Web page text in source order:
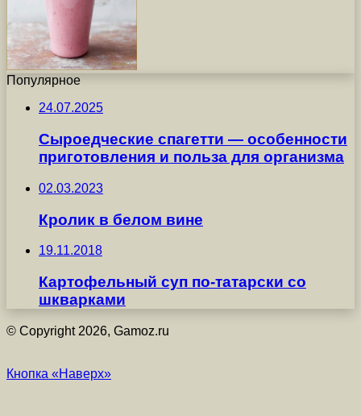
Популярное
24.07.2025
Сыроедческие спагетти — особенности
приготовления и польза для организма
02.03.2023
Кролик в белом вине
19.11.2018
Картофельный суп по-татарски со
шкварками
© Copyright 2026, Gamoz.ru
Кнопка «Наверх»